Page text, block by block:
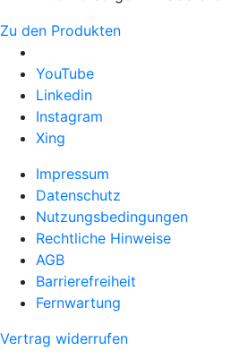
Zu den Produkten
YouTube
Linkedin
Instagram
Xing
Impressum
Datenschutz
Nutzungsbedingungen
Rechtliche Hinweise
AGB
Barrierefreiheit
Fernwartung
Vertrag widerrufen